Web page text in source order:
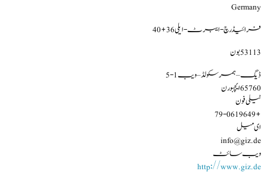
Germany
فرائیڈرچ- ایبرٹ-ایلی 36+40
53113 بون
ڈیگ – ہمرسکولڈ – ویب 1-5
65760 ایچبورن
ٹیلی فون
+49 6196 79-0
ای میل
info@giz.de
ویب سائٹ
http://www.giz.de